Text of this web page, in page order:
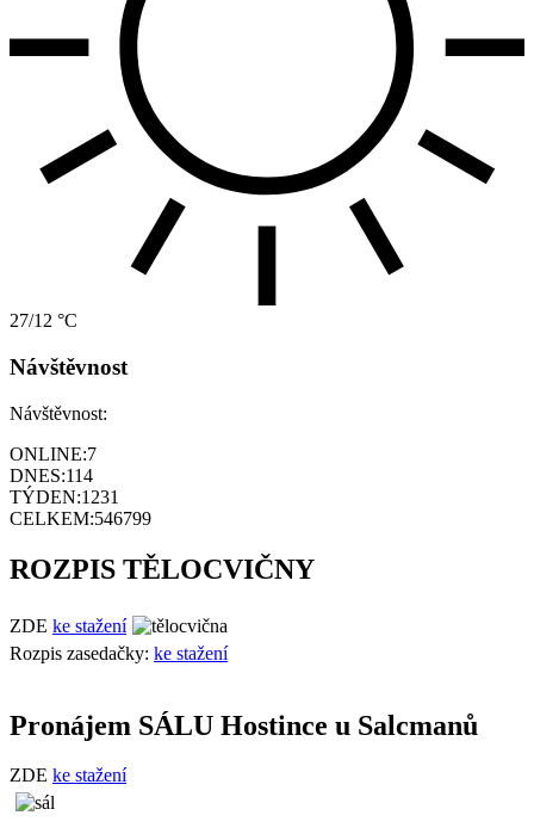
27/12 °C
Návštěvnost
Návštěvnost:
ONLINE:7
DNES:114
TÝDEN:1231
CELKEM:546799
ROZPIS TĚLOCVIČNY
ZDE ke stažení
Rozpis zasedačky: ke stažení
Pronájem SÁLU Hostince u Salcmanů
ZDE ke stažení